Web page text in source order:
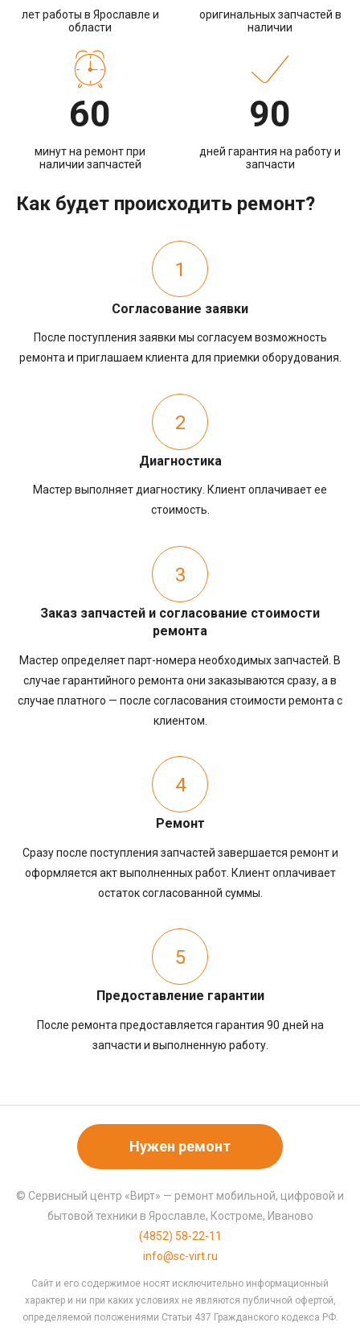
лет работы в Ярославле и
области
оригинальных запчастей в
наличии
60
минут на ремонт при
наличии запчастей
90
дней гарантия на работу и
запчасти
Как будет происходить ремонт?
1
Согласование заявки
После поступления заявки мы согласуем возможность
ремонта и приглашаем клиента для приемки оборудования.
2
Диагностика
Мастер выполняет диагностику. Клиент оплачивает ее
стоимость.
3
Заказ запчастей и согласование стоимости
ремонта
Мастер определяет парт-номера необходимых запчастей. В
случае гарантийного ремонта они заказываются сразу, а в
случае платного — после согласования стоимости ремонта с
клиентом.
4
Ремонт
Сразу после поступления запчастей завершается ремонт и
оформляется акт выполненных работ. Клиент оплачивает
остаток согласованной суммы.
5
Предоставление гарантии
После ремонта предоставляется гарантия 90 дней на
запчасти и выполненную работу.
Нужен ремонт
© Сервисный центр «Вирт» — ремонт мобильной, цифровой и
бытовой техники в Ярославле, Костроме, Иваново
(4852) 58-22-11
info@sc-virt.ru
Сайт и его содержимое носят исключительно информационный
характер и ни при каких условиях не являются публичной офертой,
определяемой положениями Статьи 437 Гражданского кодекса РФ.